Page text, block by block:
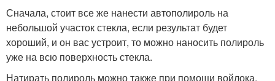
Сначала, стоит все же нанести автополироль на
небольшой участок стекла, если результат будет
хороший, и он вас устроит, то можно наносить полироль
уже на всю поверхность стекла.
Натирать полироль можно также при помощи войлока.